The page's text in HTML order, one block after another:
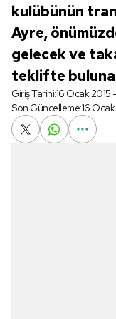
kulübünün
Ayre,
gelecek ve
teklifte
Giriş Tarihi:16 Ocak
Son Güncelleme:16 Ocak